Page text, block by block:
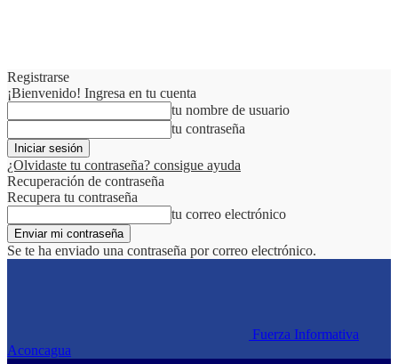
Registrarse
¡Bienvenido! Ingresa en tu cuenta
tu nombre de usuario
tu contraseña
¿Olvidaste tu contraseña? consigue ayuda
Recuperación de contraseña
Recupera tu contraseña
tu correo electrónico
Se te ha enviado una contraseña por correo electrónico.
Fuerza Informativa
Aconcagua